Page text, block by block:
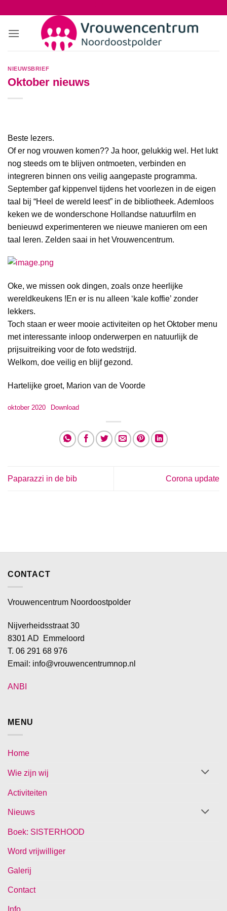
inhoud
NIEUWSBRIEF
Oktober nieuws
Beste lezers.
Of er nog vrouwen komen?? Ja hoor, gelukkig wel. Het lukt
nog steeds om te blijven ontmoeten, verbinden en
integreren binnen ons veilig aangepaste programma.
September gaf kippenvel tijdens het voorlezen in de eigen
taal bij “Heel de wereld leest” in de bibliotheek. Ademloos
keken we de wonderschone Hollandse natuurfilm en
benieuwd experimenteren we nieuwe manieren om een
taal leren. Zelden saai in het Vrouwencentrum.
Oke, we missen ook dingen, zoals onze heerlijke
wereldkeukens !En er is nu alleen ‘kale koffie’ zonder
lekkers.
Toch staan er weer mooie activiteiten op het Oktober menu
met interessante inloop onderwerpen en natuurlijk de
prijsuitreiking voor de foto wedstrijd.
Welkom, doe veilig en blijf gezond.
Hartelijke groet, Marion van de Voorde
oktober 2020 Download
Paparazzi in de bib Corona update
CONTACT
Vrouwencentrum Noordoostpolder
Nijverheidsstraat 30
8301 AD Emmeloord
T. 06 291 68 976
Email: info@vrouwencentrumnop.nl
ANBI
MENU
Home
Wie zijn wij
Activiteiten
Nieuws
Boek: SISTERHOOD
Word vrijwilliger
Galerij
Contact